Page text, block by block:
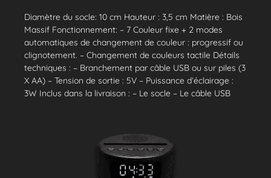
Diamètre du socle: 10 cm Hauteur : 3,5 cm Matière : Bois
Massif Fonctionnement: – 7 Couleur fixe + 2 modes
automatiques de changement de couleur : progressif ou
clignotement. – Changement de couleurs tactile Détails
techniques : – Branchement par câble USB ou sur piles (3
X AA) – Tension de sortie : 5V – Puissance d’éclairage :
3W Inclus dans la livraison : – Le socle – Le câble USB